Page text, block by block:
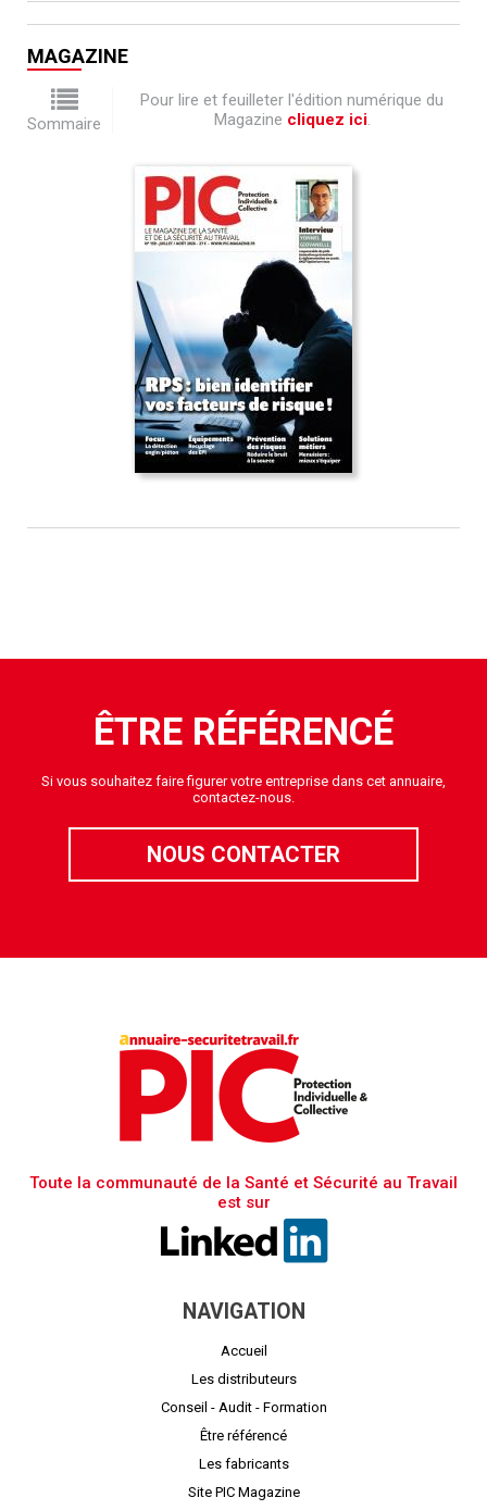
MAGAZINE
Sommaire
Pour lire et feuilleter l'édition numérique du
Magazine cliquez ici.
ÊTRE RÉFÉRENCÉ
Si vous souhaitez faire figurer votre entreprise dans cet annuaire,
contactez-nous.
NOUS CONTACTER
Toute la communauté de la Santé et Sécurité au Travail
est sur
NAVIGATION
Accueil
Les distributeurs
Conseil - Audit - Formation
Être référencé
Les fabricants
Site PIC Magazine